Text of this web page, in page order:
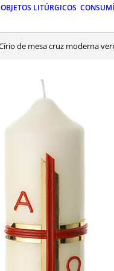
OBJETOS LITÚRGICOS
Círio de mesa cruz moderna